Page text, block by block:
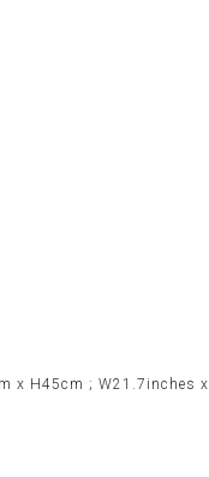
x H45cm ; W21.7inches x